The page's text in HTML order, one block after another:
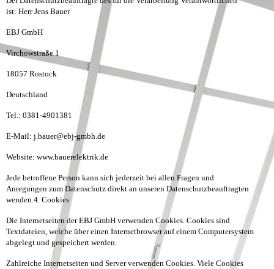
ist: Herr Jens Bauer
EBJ GmbH
Virchowstraße 1
18057 Rostock
Deutschland
Tel.: 0381-4901381
E-Mail: j.bauer@ebj-gmbh.de
Website: www.bauerelektrik.de
Jede betroffene Person kann sich jederzeit bei allen Fragen und
Anregungen zum Datenschutz direkt an unseren Datenschutzbeauftragten
wenden.4. Cookies
Die Internetseiten der EBJ GmbH verwenden Cookies. Cookies sind
Textdateien, welche über einen Internetbrowser auf einem Computersystem
abgelegt und gespeichert werden.
Zahlreiche Internetseiten und Server verwenden Cookies. Viele Cookies